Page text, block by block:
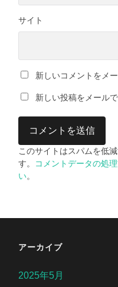
サイト
新しいコメントをメ
新しい投稿をメール
このサイトはスパムを低
す。
コメントデータの処
い。
アーカイブ
2025年5月